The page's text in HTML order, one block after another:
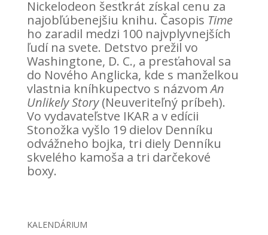
Nickelodeon šesťkrát získal cenu za
najobľúbenejšiu knihu. Časopis Time
ho zaradil medzi 100 najvplyvnejších
ľudí na svete. Detstvo prežil vo
Washingtone, D. C., a presťahoval sa
do Nového Anglicka, kde s manželkou
vlastnia kníhkupectvo s názvomAn
Unlikely Story(Neuveriteľný príbeh).
Vo vydavateľstve IKAR a v edícii
Stonožka vyšlo 19 dielov Denníku
odvážneho bojka, tri diely Denníku
skvelého kamoša a tri darčekové
boxy.
KALENDÁRIUM